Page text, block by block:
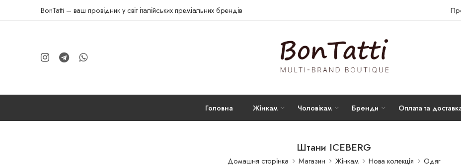
BonTatti – ваш провідник у світ італійських преміальних брендів
Головна Жінкам Чоловікам Бренди Оплата та
Штани ICEBERG
Домашня сторінка Магазин Жінкам Нова колекція Одяг